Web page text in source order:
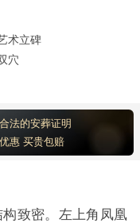
术立碑
穴
法的安葬证明
惠 买贵包赔
致密。左上角凤凰